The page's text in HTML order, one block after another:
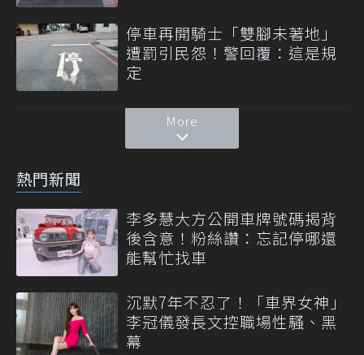
停車再開騎士「雙腳未著地」
遭罰引民怨！警回覆：這是規
定
More
熱門新聞
李多慧大方公開車牌號碼揭背
後含意！粉絲讚：忘記停哪還
能幫忙找車
沉默7年不忍了！「車界女神」
李冠儀發長文控職場性騷、黑
幕